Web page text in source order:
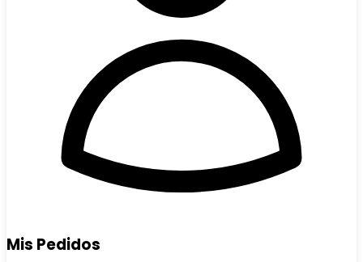
Mis Pedidos